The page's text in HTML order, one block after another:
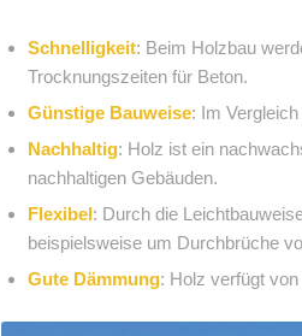
Schnelligkeit: Beim Holzbau
Trocknungszeiten für Beton.
Günstige Bauweise: Im
Nachhaltig: Holz ist ein
nachhaltigen Gebäuden.
Flexibel: Durch die
beispielsweise um Durchbrüche
Gute Dämmung: Holz verfügt